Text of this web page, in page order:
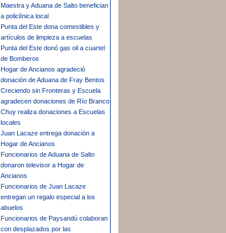
Maestra y Aduana de Salto benefician
a policlínica local
Punta del Este dona comestibles y
artículos de limpieza a escuelas
Punta del Este donó gas oil a cuartel
de Bomberos
Hogar de Ancianos agradeció
donación de Aduana de Fray Bentos
Creciendo sin Fronteras y Escuela
agradecen donaciones de Río Branco
Chuy realiza donaciones a Escuelas
locales
Juan Lacaze entrega donación a
Hogar de Ancianos
Funcionarios de Aduana de Salto
donaron televisor a Hogar de
Ancianos
Funcionarios de Juan Lacaze
entregan un regalo especial a los
abuelos
Funcionarios de Paysandú colaboran
con desplazados por las